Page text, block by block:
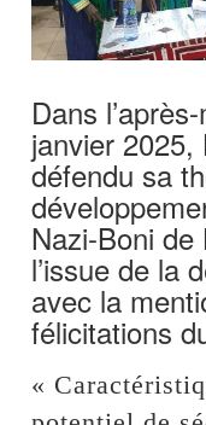
Dans
janvier
défendu sa
Nazi-Boni
l’issue de la
avec la
félicitations
«